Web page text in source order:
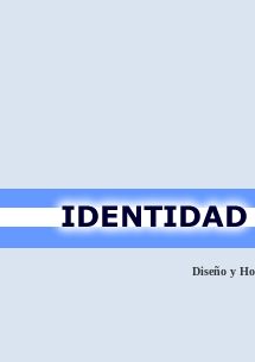
Diseño y